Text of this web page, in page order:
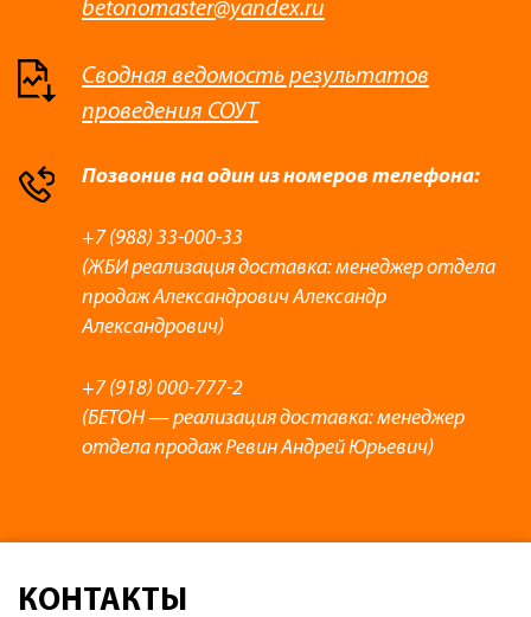
betonomaster@yandex.ru
Сводная ведомость результатов
проведения СОУТ
Позвонив на один из номеров телефона:
+7 (988) 33-000-33
(ЖБИ реализация доставка: менеджер отдела
продаж Александрович Александр
Александрович)
+7 (918) 000-777-2
(БЕТОН — реализация доставка: менеджер
отдела продаж Ревин Андрей Юрьевич)
КОНТАКТЫ